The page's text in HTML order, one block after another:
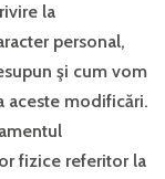
la
personal,
şi cum vom
aceste modificări.
fizice referitor la